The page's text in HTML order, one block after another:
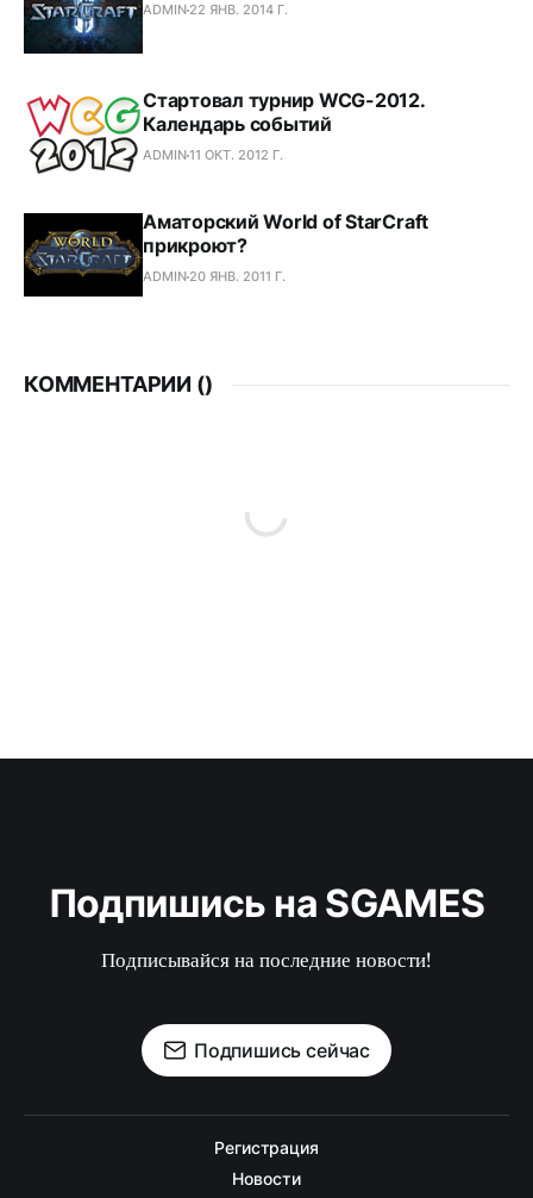
ADMIN 22 ЯНВ. 2014 Г.
Стартовал турнир WCG-2012.
Календарь событий
ADMIN11 ОКТ. 2012 Г.
Аматорский World of StarCraft
прикроют?
ADMIN 20 ЯНВ. 2011 Г.
КОММЕНТАРИИ ()
Подпишись на SGAMES
Подписывайся на последние новости!
Подпишись сейчас
Регистрация
Новости